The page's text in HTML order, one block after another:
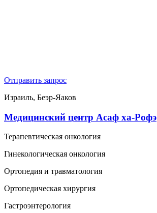
Отправить запрос
Израиль, Беэр-Яаков
Медицинский центр Асаф ха-Рофэ
Терапевтическая онкология
Гинекологическая онкология
Ортопедия и травматология
Ортопедическая хирургия
Гастроэнтерология